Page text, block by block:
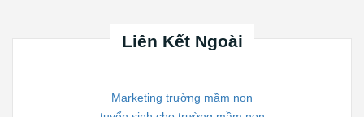
Liên Kết Ngoài
Marketing trường mầm non